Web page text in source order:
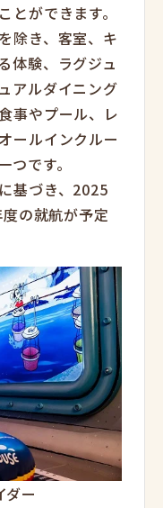
とができます。
除き、客室、キ
体験、ラグジュ
アルダイニング
事やプール、レ
ールインクルー
です。
基づき、2025
の就航が予定
ダー